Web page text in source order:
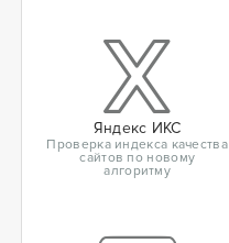
Яндекс ИКС
Проверка индекса качества
сайтов по новому
алгоритму